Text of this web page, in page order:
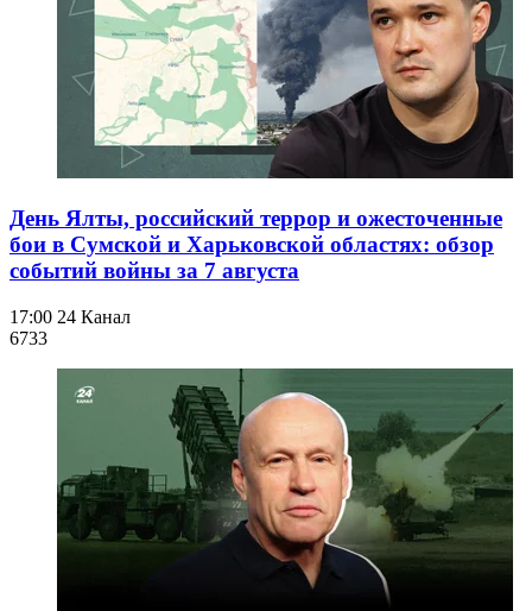
День Ялты, российский террор и ожесточенные
бои в Сумской и Харьковской областях: обзор
событий войны за 7 августа
17:00 24 Канал
6733